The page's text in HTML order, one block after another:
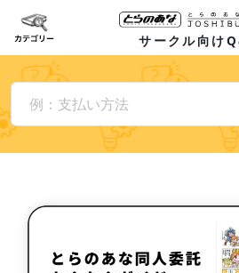
サークル向け